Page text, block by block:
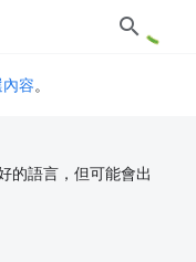
容。
的語言，但可能會出